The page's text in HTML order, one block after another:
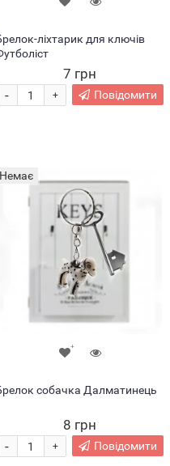
ліхтарик для ключів
7 грн
+
- Повідомити
Немає
собачка Далматинець
8 грн
+
- Повідомити